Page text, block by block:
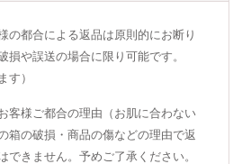
の都合による返品は原則的にお断り
損や誤送の場合に限り可能です。
す）
客様ご都合の理由（お肌に合わない
箱の破損・商品の傷などの理由で返
できません。予めご了承ください。